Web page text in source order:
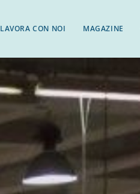
LAVORA CON NOI MAGAZINE